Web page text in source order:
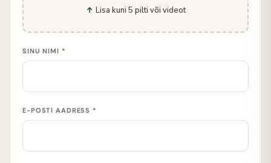
Lisa kuni 5 pilti või videot
SINU NIMI *
E-POSTI AADRESS *